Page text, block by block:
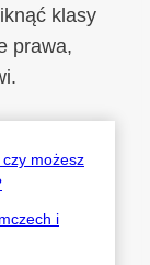
klasy
prawa,
możesz
i